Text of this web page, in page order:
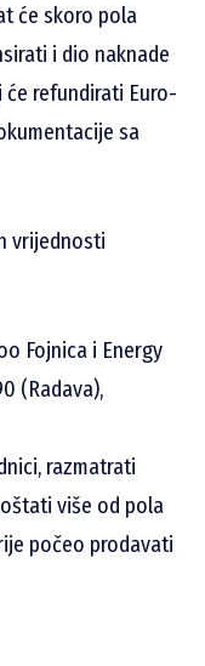
će skoro pola
i dio naknade
će refundirati Euro-
sa
vrijednosti
Fojnica i Energy
(Radava),
razmatrati
više od pola
počeo prodavati